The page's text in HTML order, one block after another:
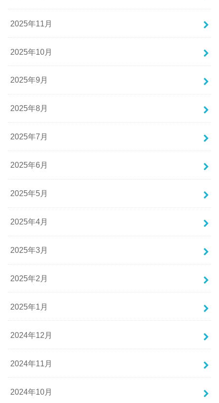
2025年11月
2025年10月
2025年9月
2025年8月
2025年7月
2025年6月
2025年5月
2025年4月
2025年3月
2025年2月
2025年1月
2024年12月
2024年11月
2024年10月